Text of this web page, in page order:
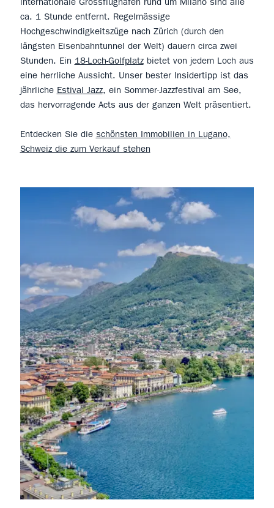
ca. 1 Stunde entfernt. Regelmässige
Hochgeschwindigkeitszüge nach Zürich (durch den
längsten Eisenbahntunnel der Welt) dauern circa zwei
Stunden. Ein 18-Loch-Golfplatzbietet von jedem Loch aus
eine herrliche Aussicht. Unser bester Insidertipp ist das
jährliche Estival Jazz, ein Sommer-Jazzfestival am See,
das hervorragende Acts aus der ganzen Welt präsentiert.
Entdecken Sie die schönsten Immobilien in Lugano,
Schweiz die zum Verkauf stehen